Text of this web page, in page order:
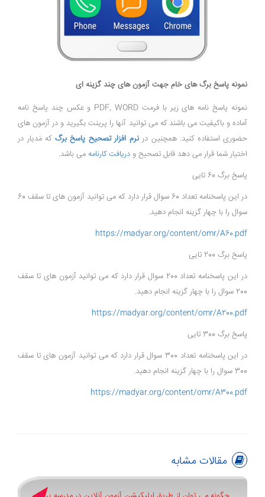
نمونه پاسخ برگ های خام جهت آزمون های چند گزینه ای
نمونه پاسخ نامه های زیر با فرمت PDF, WORD و عکس چند پاسخ نامه
آماده و باکیفیت می باشند که می توانید آنها را پرینت بگیرید و در آزمون های
حضوری استفاده کنید. همچنین درنرم افزار تصحیح پاسخ برگ که مَدیار در
اختیار شما قرار می دهد قابل تصحیح و دریافت کارنامه می باشد.
پاسخ برگ 60 تایی
در این پاسخنامه تعداد 60 سوال قرار دارد که می توانید آزمون های تا سقف 60
سوال را با چهار گزینه انجام دهید.
https://madyar.org/content/omr/A60.pdf
پاسخ برگ 200 تایی
در این پاسخنامه تعداد 200 سوال قرار دارد که می توانید آزمون های تا سقف
200 سوال را با چهار گزینه انجام دهید.
https://madyar.org/content/omr/A200.pdf
پاسخ برگ 300 تایی
در این پاسخنامه تعداد 300 سوال قرار دارد که می توانید آزمون های تا سقف
300 سوال را با چهار گزینه انجام دهید.
https://madyar.org/content/omr/A300.pdf
مقالات مشابه